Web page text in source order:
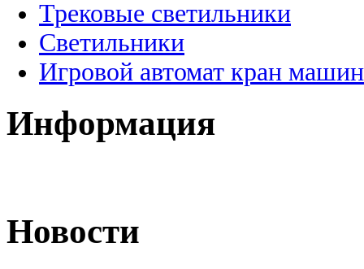
Трековые светильники
Светильники
Игровой автомат кран
Информация
Новости